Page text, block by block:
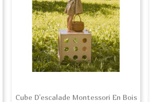
Cube D’escalade Montessori En Bois